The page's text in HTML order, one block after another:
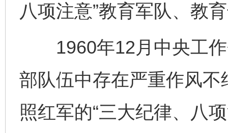
八项注意”教育军队、教
1960年12月中央工作
部队伍中存在严重作风
照红军的“三大纪律、八